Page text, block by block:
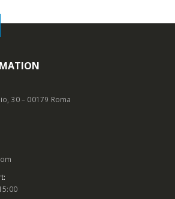
30 – 00179 Roma